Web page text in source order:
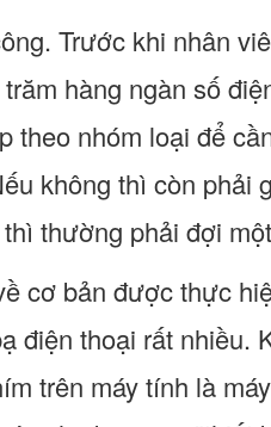
Trước khi nhân
hàng ngàn số
theo nhóm loại để
không thì còn phải
thường phải đợi
cơ bản được thực
điện thoại rất nhiều.
trên máy tính là